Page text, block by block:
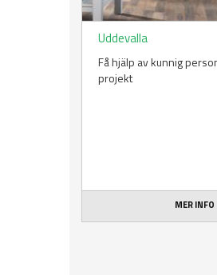
Uddevalla
Få hjälp av kunnig
projekt
MER